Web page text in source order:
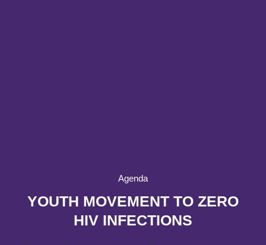
Agenda
YOUTH MOVEMENT TO ZERO
HIV INFECTIONS